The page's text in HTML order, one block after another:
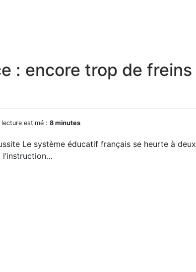
: encore trop de freins
estimé : 8 minutes
Le système éducatif français se heurte à deux
l’instruction…